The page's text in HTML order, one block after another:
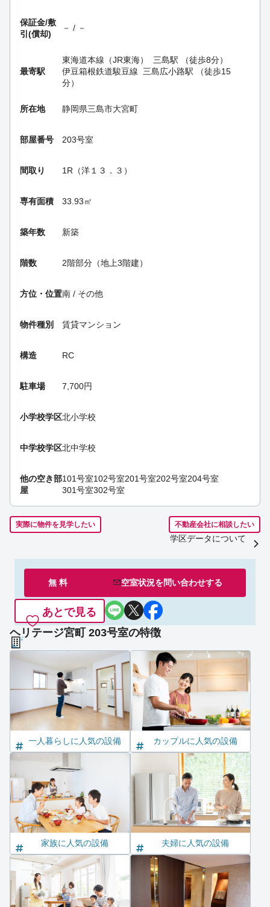
保証金/敷
引(償却)
－ / －
最寄駅
東海道本線（JR東海） 三島駅 （徒歩8分）
伊豆箱根鉄道駿豆線
三島広小路駅 （徒歩15
分）
所在地 静岡県三島市大宮町
部屋番号 203号室
間取り 1R（洋１３．３）
専有面積 33.93㎡
築年数 新築
階数 2階部分（地上3階建）
方位・位置南 / その他
物件種別 賃貸マンション
構造 RC
駐車場 7,700円
小学校学区北小学校
中学校学区北中学校
他の空き部
屋
101号室102号室201号室202号室204号室
301号室302号室
実際に物件を見学したい 不動産会社に相談したい
学区データについて
無 料 空室状況を問い合わせする
あとで見る
ヘリテージ宮町 203号室の特徴
一人暮らしに人気の設備 カップルに人気の設備
家族に人気の設備 夫婦に人気の設備